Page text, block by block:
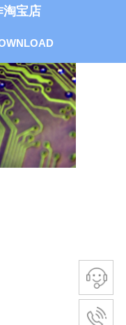
淘宝店